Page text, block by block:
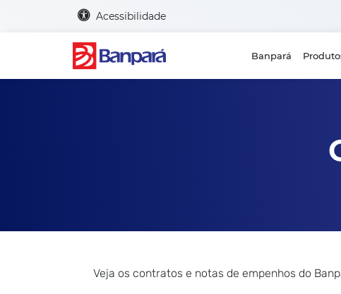
Acessibilidade
Banpará
Veja os contratos e notas de empenhos do